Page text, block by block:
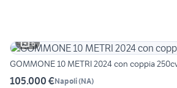
6
105.000 €Napoli(NA)